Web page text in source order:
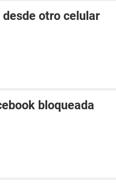
otro celular
bloqueada